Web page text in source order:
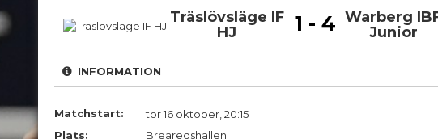
Träslövsläge IF
HJ
1 - 4 Warberg
Junior
INFORMATION
Matchstart:
tor 16 oktober, 20:15
Plats:
Brearedshallen